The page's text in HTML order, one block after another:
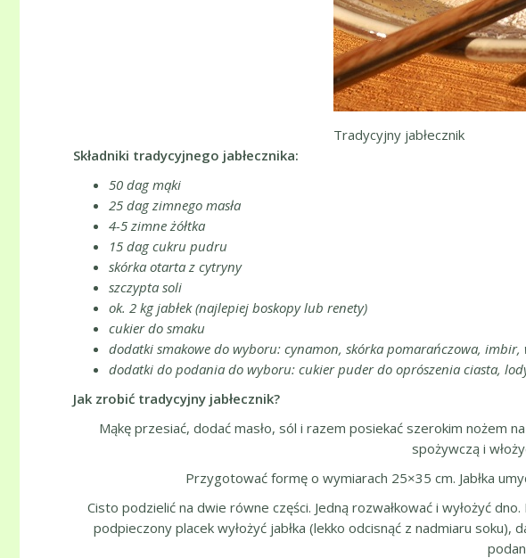
Tradycyjny jabłecznik
Składniki tradycyjnego jabłecznika:
50 dag mąki
25 dag zimnego masła
4-5 zimne żółtka
15 dag cukru pudru
skórka otarta z cytryny
szczypta soli
ok. 2 kg jabłek (najlepiej boskopy lub renety)
cukier do smaku
dodatki smakowe do wyboru: cynamon, skórka pomarańczowa,
dodatki do podania do wyboru: cukier puder do oprószenia ciasta,
Jak zrobić tradycyjny jabłecznik?
Mąkę przesiać, dodać masło, sól i razem posiekać szerokim nożem
spożywczą i
Przygotować formę o wymiarach 25×35 cm. Jabłka
Cisto podzielić na dwie równe części. Jedną rozwałkować i wyłożyć
podpieczony placek wyłożyć jabłka (lekko odcisnąć z nadmiaru soku),